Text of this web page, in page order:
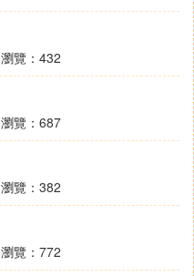
瀏覽：432
瀏覽：687
瀏覽：382
瀏覽：772